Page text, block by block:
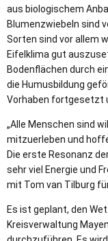
aus biologischem
Blumenzwiebeln sind
Sorten sind vor allem
Eifelklima gut
Bodenflächen durch
die Humusbildung
Vorhaben fortgesetzt
„Alle Menschen sind
mitzuerleben und
Die erste Resonanz
sehr viel Energie und
mit Tom van Tilburg
Es ist geplant, den
Kreisverwaltung